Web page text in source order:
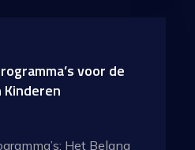
voor de
Het Belang